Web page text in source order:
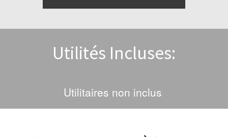
Utilités Incluses:
Utilitaires non inclus